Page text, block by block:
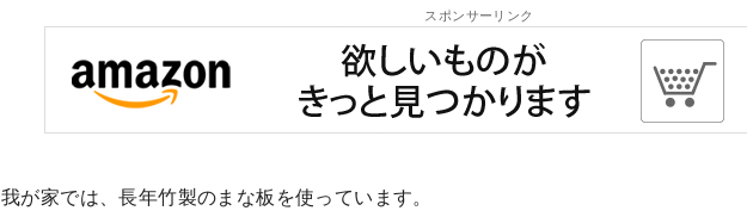
スポンサーリンク
我が家では、長年竹製のまな板を使っています。